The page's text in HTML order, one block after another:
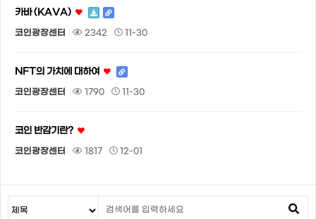
카바 (KAVA)
코인광장센터 2342 11-30
NFT의 가치에 대하여
코인광장센터 1790 11-30
코인 반감기란?
코인광장센터 1817 12-01